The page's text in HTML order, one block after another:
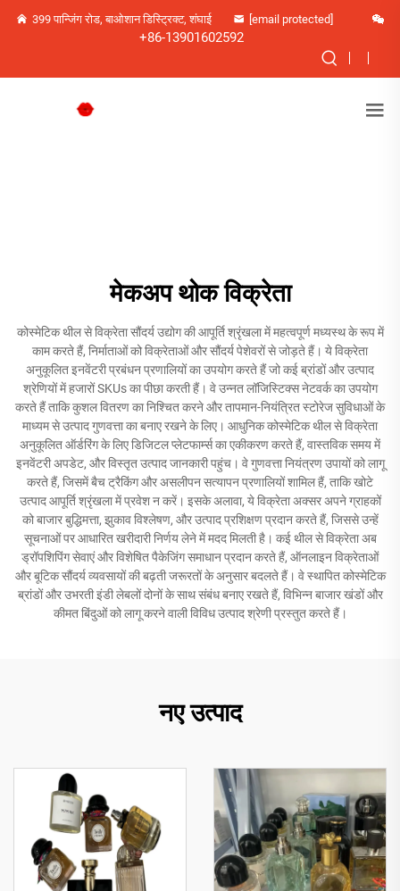
399 पान्जिंग रोड, बाओशान डिस्ट्रिक्ट, शंघाई [email protected]
+86-13901602592
मेकअप थोक विक्रेता
कोस्मेटिक थील से विक्रेता सौंदर्य उद्योग की आपूर्ति श्रृंखला में महत्वपूर्ण मध्यस्थ के रूप में
काम करते हैं, निर्माताओं को विक्रेताओं और सौंदर्य पेशेवरों से जोड़ते हैं। ये विक्रेता
अनुकूलित इनवेंटरी प्रबंधन प्रणालियों का उपयोग करते हैं जो कई ब्रांडों और उत्पाद
श्रेणियों में हजारों SKUs का पीछा करती हैं। वे उन्नत लॉजिस्टिक्स नेटवर्क का उपयोग
करते हैं ताकि कुशल वितरण का निश्चित करने और तापमान-नियंत्रित स्टोरेज सुविधाओं के
माध्यम से उत्पाद गुणवत्ता का बनाए रखने के लिए। आधुनिक कोस्मेटिक थील से विक्रेता
अनुकूलित ऑर्डरिंग के लिए डिजिटल प्लेटफार्म्स का एकीकरण करते हैं, वास्तविक समय में
इनवेंटरी अपडेट, और विस्तृत उत्पाद जानकारी पहुंच। वे गुणवत्ता नियंत्रण उपायों को लागू
करते हैं, जिसमें बैच ट्रैकिंग और असलीपन सत्यापन प्रणालियों शामिल हैं, ताकि खोटे
उत्पाद आपूर्ति श्रृंखला में प्रवेश न करें। इसके अलावा, ये विक्रेता अक्सर अपने ग्राहकों
को बाजार बुद्धिमत्ता, झुकाव विश्लेषण, और उत्पाद प्रशिक्षण प्रदान करते हैं, जिससे उन्हें
सूचनाओं पर आधारित खरीदारी निर्णय लेने में मदद मिलती है। कई थील से विक्रेता अब
ड्रॉपशिपिंग सेवाएं और विशेषित पैकेजिंग समाधान प्रदान करते हैं, ऑनलाइन विक्रेताओं
और बूटिक सौंदर्य व्यवसायों की बढ़ती जरूरतों के अनुसार बदलते हैं। वे स्थापित कोस्मेटिक
ब्रांडों और उभरती इंडी लेबलों दोनों के साथ संबंध बनाए रखते हैं, विभिन्न बाजार खंडों और
कीमत बिंदुओं को लागू करने वाली विविध उत्पाद श्रेणी प्रस्तुत करते हैं।
नए उत्पाद